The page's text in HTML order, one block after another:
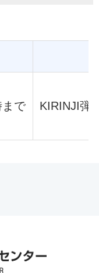
まで KIRINJI弾